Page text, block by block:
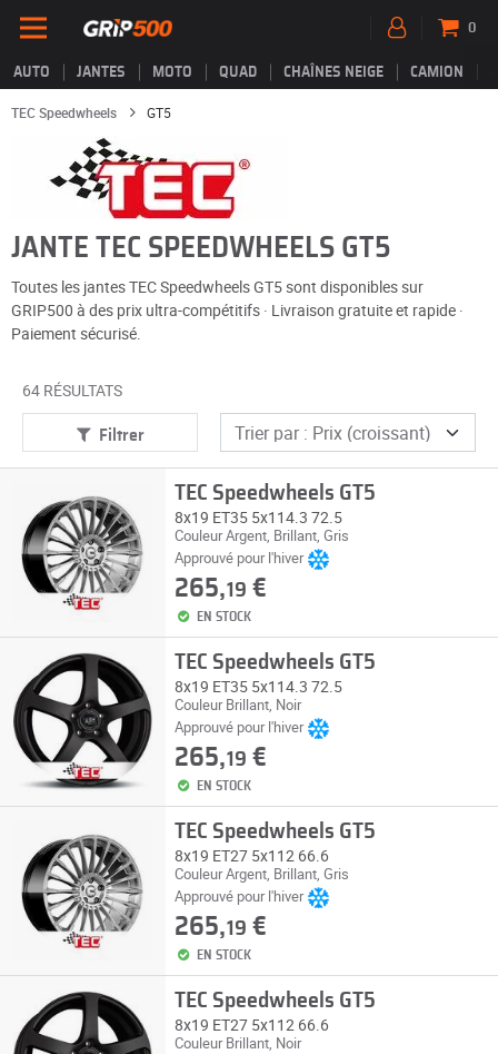
AUTO JANTES MOTO QUAD CHAÎNES NEIGE CAMION
0
TEC Speedwheels GT5
JANTE TEC SPEEDWHEELS GT5
Toutes les jantes TEC Speedwheels GT5 sont disponibles sur
GRIP500 à des prix ultra-compétitifs · Livraison gratuite et rapide ·
Paiement sécurisé.
64 RÉSULTATS
Filtrer
TEC Speedwheels GT5
8x19 ET35 5x114.3 72.5
Couleur Argent, Brillant, Gris
Approuvé pour l'hiver
265,19 €
EN STOCK
TEC Speedwheels GT5
8x19 ET35 5x114.3 72.5
Couleur Brillant, Noir
Approuvé pour l'hiver
265,19 €
EN STOCK
TEC Speedwheels GT5
8x19 ET27 5x112 66.6
Couleur Argent, Brillant, Gris
Approuvé pour l'hiver
265,19 €
EN STOCK
TEC Speedwheels GT5
8x19 ET27 5x112 66.6
Couleur Brillant, Noir